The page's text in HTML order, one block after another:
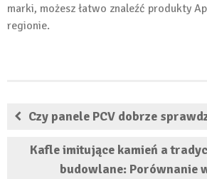
marki, możesz łatwo znaleźć produkty
regionie.
Czy panele PCV dobrze
Kafle imitujące kamień a
budowlane: Porównanie